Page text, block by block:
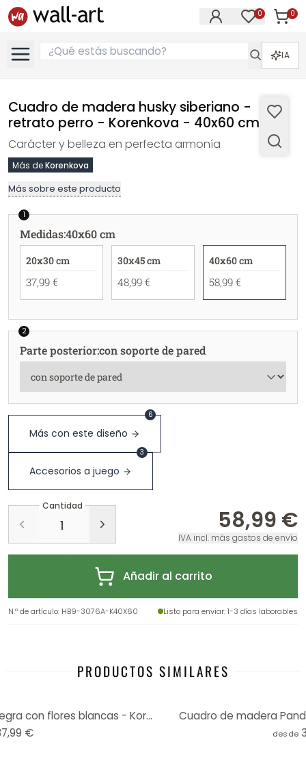
0 0
IA
Cuadro de madera husky siberiano -
retrato perro - Korenkova - 40x60 cm
Carácter y belleza en perfecta armonía
Más deKorenkova
Más sobre este producto
1
Medidas:40x60 cm
20x30 cm
37,99 €
30x45 cm
48,99 €
40x60 cm
58,99 €
2
Parte posterior:con soporte de pared
Más con este diseño
6
Accesorios a juego
3
Cantidad
58,99 €
IVA incl. más gastos de envío
Añadir al carrito
N.º de artículo: HB9-3076A-K40X60 Listo para enviar: 1-3 días laborables
PRODUCTOS SIMILARES
Cuadro de madera pantera negra con flores blancas - Korenkova
€
Cuadro de madera
desde